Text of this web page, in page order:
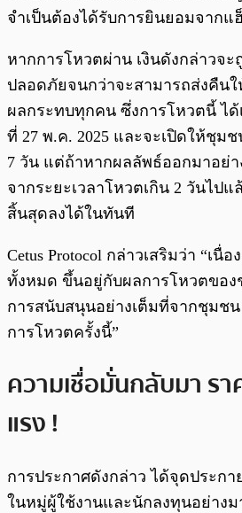
จำเป็นต้องได้รับการยินยอมจากแ
หากการโหวตผ่าน เงินดังกล่าวจะ
ปลอดภัยจนกว่าจะสามารถส่งคืนใ
ผลกระทบทุกคน ซึ่งการโหวตนี้ ไ
ที่ 27 พ.ค. 2025 และจะเปิดให้ชุมช
7 วัน แต่ถ้าหากผลลัพธ์ออกมาอย่า
จากระยะเวลาโหวตเกิน 2 วันไป
สิ้นสุดลงได้ในทันที
Cetus Protocol กล่าวเสริมว่า “เนื่
ทั้งหมด ขึ้นอยู่กับผลการโหวตของ
การสนับสนุนอย่างเต็มที่จากชุมชน
การโหวตครั้งนี้”
ความเชื่อมั่นกลับมา รา
แรง !
การประกาศดังกล่าว ได้จุดประก
ในหมู่ผู้ใช้งานและนักลงทุนอย่าง